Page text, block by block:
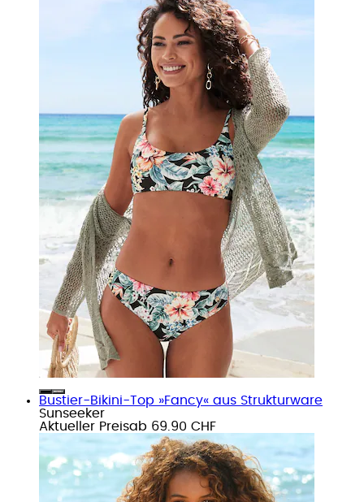
Bustier-Bikini-Top »Fancy« aus Strukturware
Sunseeker
Aktueller Preisab 69.90 CHF